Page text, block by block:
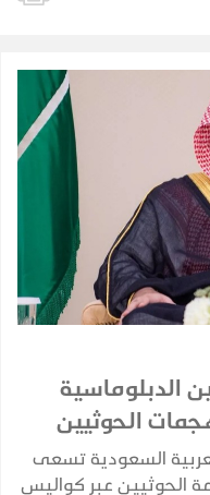
الدبلوماسية
الحوثيين
السعودية تسعى
الحوثيين عبر كواليس